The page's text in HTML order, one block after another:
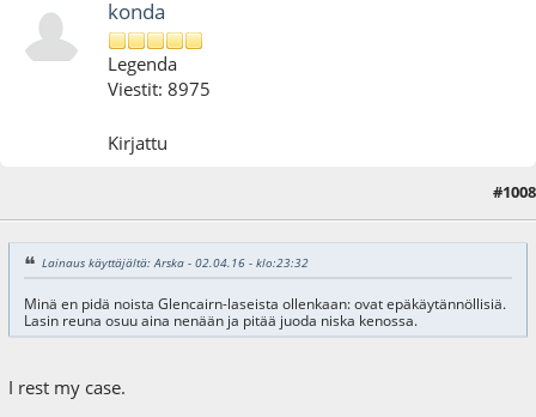
konda
Legenda
Viestit: 8975
Kirjattu
#1008
Lainaus käyttäjältä: Arska - 02.04.16 - klo:23:32
Minä en pidä noista Glencairn-laseista ollenkaan: ovat epäkäytännöllisiä.
Lasin reuna osuu aina nenään ja pitää juoda niska kenossa.
I rest my case.